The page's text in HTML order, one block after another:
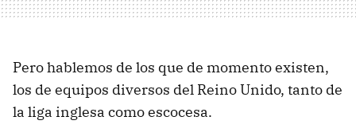
Pero hablemos de los que de momento existen,
los de equipos diversos del Reino Unido, tanto de
la liga inglesa como escocesa.